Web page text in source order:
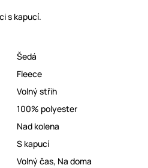
s kapucí.
Šedá
Fleece
Volný střih
100% polyester
Nad kolena
S kapucí
Volný čas, Na doma